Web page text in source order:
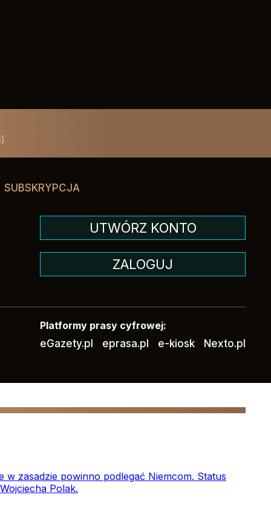
SUBSKRYPCJA
UTWÓRZ KONTO
ZALOGUJ
Platformy prasy cyfrowej:
eGazety.pl
eprasa.pl e-kiosk Nexto.pl
w zasadzie powinno podlegać Niemcom. Status
Polak.